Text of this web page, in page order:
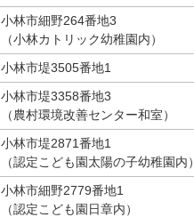
小林市細野264番地3
（小林カトリック幼稚園内）
小林市堤3505番地1
小林市堤3358番地3
（農村環境改善センター和室）
小林市堤2871番地1
（認定こども園太陽の子幼稚園内）
小林市細野2779番地1
（認定こども園日章内）